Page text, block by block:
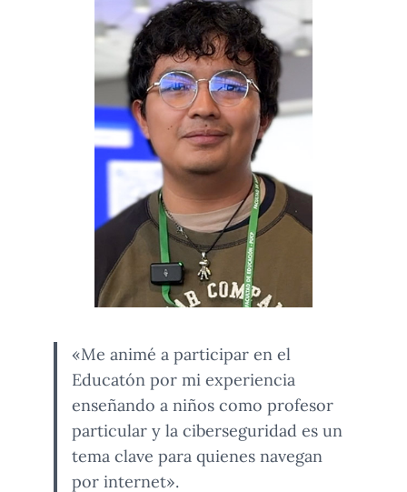
«Me animé a participar en el
Educatón por mi experiencia
enseñando a niños como profesor
particular y la ciberseguridad es un
tema clave para quienes navegan
por internet».